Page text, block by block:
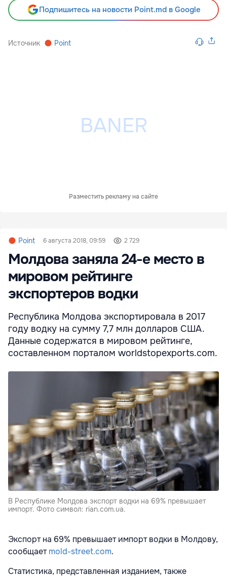
Подпишитесь на новости Point.md в Google
Источник Point
Разместить рекламу на сайте
Point 6 августа 2018, 09:59 2 729
Молдова заняла 24-е место в
мировом рейтинге
экспортеров водки
Республика Молдова экспортировала в 2017
году водку на сумму 7,7 млн долларов США.
Данные содержатся в мировом рейтинге,
составленном порталом worldstopexports.com.
В Республике Молдова экспорт водки на 69% превышает
импорт. Фото символ: rian.com.ua.
Экспорт на 69% превышает импорт водки в Молдову,
сообщаетmold-street.com.
Статистика, представленная изданием, также